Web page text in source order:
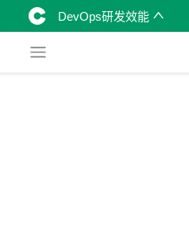
DevOps研发效能